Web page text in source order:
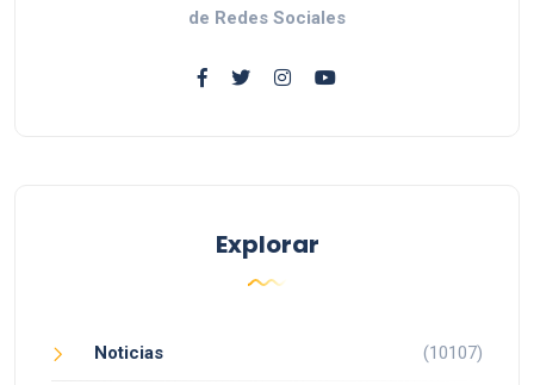
de Redes Sociales
Explorar
Noticias (10107)